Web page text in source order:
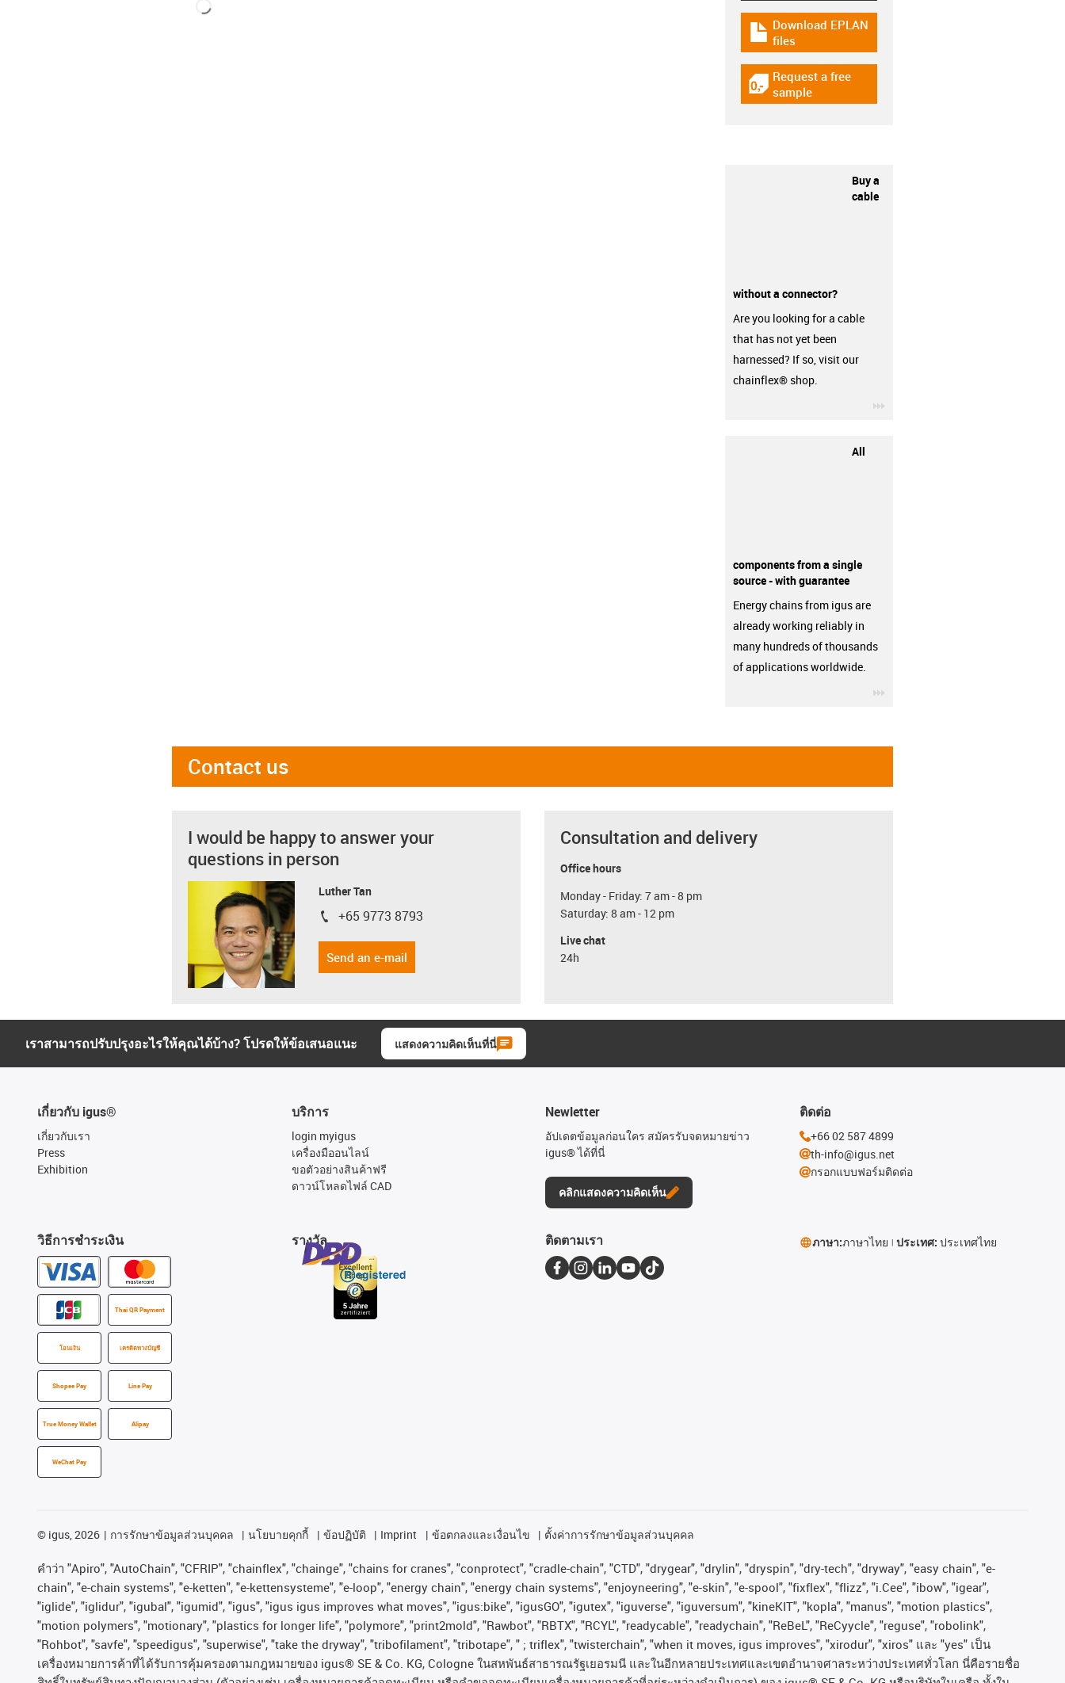
igus-icon-download-plan
Download EPLAN
files
igus-icon-gratismuster
Request a free
sample
Buy a
cable
without a connector?
Are you looking for a cable
that has not yet been
harnessed? If so, visit our
chainflex® shop.
All
components from a single
source - with guarantee
Energy chains from igus are
already working reliably in
many hundreds of thousands
of applications worldwide.
Contact us
I would be happy to answer your
questions in person
Luther Tan
igus-icon-phone
+65 9773 8793
Send an e-mail
Consultation and delivery
Office hours
Monday - Friday: 7 am - 8 pm
Saturday: 8 am - 12 pm
Live chat
24h
เราสามารถปรับปรุงอะไรให้คุณได้บ้าง? โปรดให้ข้อเสนอแนะ แสดงความคิดเห็นที่นี่
เกี่ยวกับ igus®
เกี่ยวกับเรา
Press
Exhibition
วิธีการชำระเงิน
Thai QR Payment
โอนเงิน เครดิตทางบัญชี
Shopee Pay Line Pay
True Money Wallet Alipay
WeChat Pay
บริการ
login myigus
เครื่องมืออนไลน์
ขอตัวอย่างสินค้าฟรี
ดาวน์โหลดไฟล์ CAD
รางวัล
Newletter
อัปเดตข้อมูลก่อนใคร สมัครรับจดหมายข่าว
igus® ได้ที่นี่
คลิกแสดงความคิดเห็น
ติดต่อ
+66 02 587 4899
th-info@igus.net
กรอกแบบฟอร์มติดต่อ
ติดตามเรา ภาษา:ภาษาไทย ประเทศ: ประเทศไทย
© igus, 2026 การรักษาข้อมูลส่วนบุคคล นโยบายคุกกี้ ข้อปฏิบัติ Imprint ข้อตกลงและเงื่อนไข ตั้งค่าการรักษาข้อมูลส่วนบุคคล
คําว่า "Apiro", "AutoChain", "CFRIP", "chainflex", "chainge", "chains for cranes", "conprotect", "cradle-chain", "CTD", "drygear", "drylin", "dryspin", "dry-tech", "dryway", "easy chain", "e-
chain", "e-chain systems", "e-ketten", "e-kettensysteme", "e-loop", "energy chain", "energy chain systems", "enjoyneering", "e-skin", "e-spool", "fixflex", "flizz", "i.Cee", "ibow", "igear",
"iglide", "iglidur", "igubal", "igumid", "igus", "igus igus improves what moves", "igus:bike", "igusGO", "igutex", "iguverse", "iguversum", "kineKIT", "kopla", "manus", "motion plastics",
"motion polymers", "motionary", "plastics for longer life", "polymore", "print2mold", "Rawbot", "RBTX", "RCYL", "readycable", "readychain", "ReBeL", "ReCyycle", "reguse", "robolink",
"Rohbot", "savfe", "speedigus", "superwise", "take the dryway", "tribofilament", "tribotape", " ; triflex", "twisterchain", "when it moves, igus improves", "xirodur", "xiros" และ "yes" เป็น
เครื่องหมายการค้าที่ได้รับการคุ้มครองตามกฎหมายของ igus® SE & Co. KG, Cologne ในสหพันธ์สาธารณรัฐเยอรมนี และในอีกหลายประเทศและเขตอํานาจศาลระหว่างประเทศทั่วโลก นี่คือรายชื่อ